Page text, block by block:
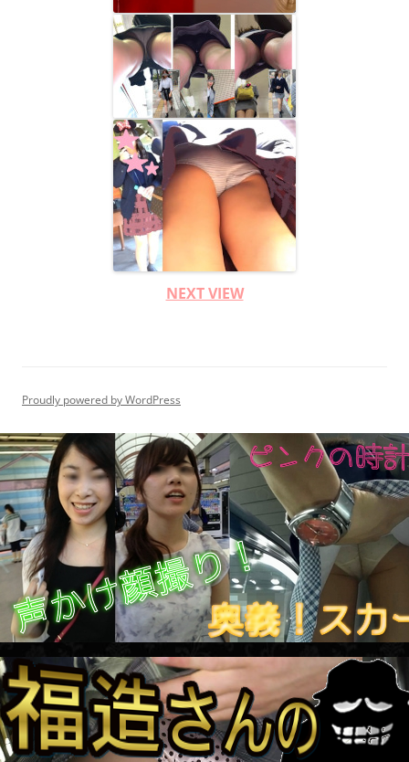
NEXT VIEW
Proudly powered by WordPress